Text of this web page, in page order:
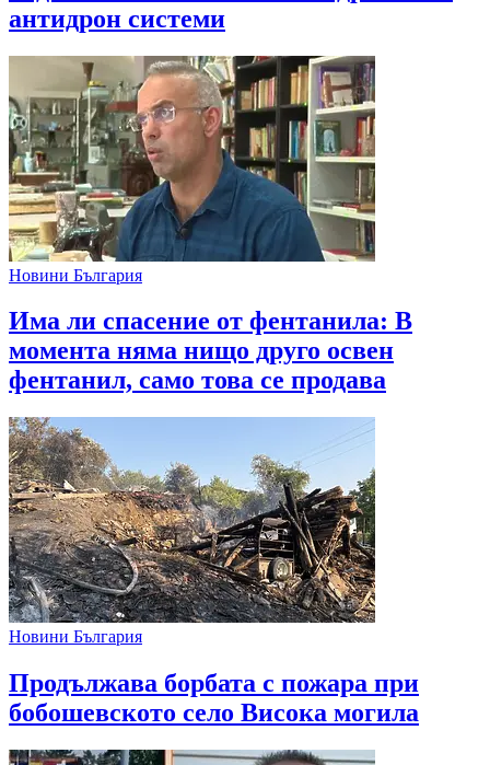
антидрон системи
Новини България
Има ли спасение от фентанила: В
момента няма нищо друго освен
фентанил, само това се продава
Новини България
Продължава борбата с пожара при
бобошевското село Висока могила